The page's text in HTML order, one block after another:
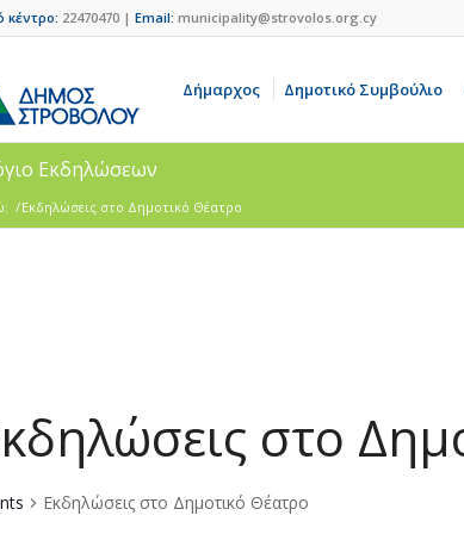
κέντρο: 22470470 | Email: municipality@strovolos.org.cy
Δήμαρχος Δημοτικό Συμβούλιο
Εκδηλώσεων
/Εκδηλώσεις στο Δημοτικό Θέατρο
στο
Εκδηλώσεις στο Δημοτικό Θέατρο